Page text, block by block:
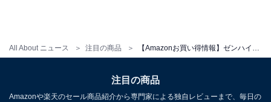
All About ニュース 注目の商品
注目の商品
Amazonや楽天のセール商品紹介から専門家による独自レビューまで、毎日の